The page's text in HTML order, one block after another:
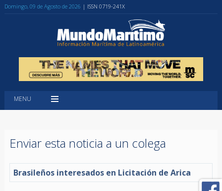
Domingo, 09 de Agosto de 2026 | ISSN 0719-241X
MENU
Enviar esta noticia a un colega
Brasileños interesados en Licitación de Arica